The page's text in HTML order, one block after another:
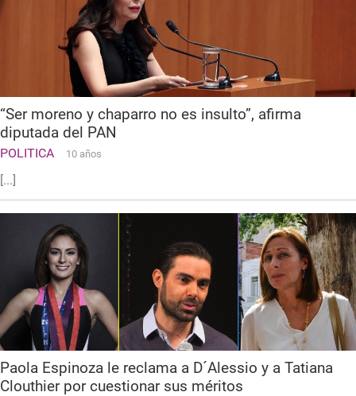
“Ser moreno y chaparro no es insulto”, afirma
diputada del PAN
POLITICA 10 años
[...]
Paola Espinoza le reclama a D´Alessio y a Tatiana
Clouthier por cuestionar sus méritos